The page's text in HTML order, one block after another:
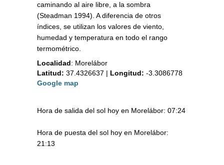
caminando al aire libre, a la sombra
(Steadman 1994). A diferencia de otros
índices, se utilizan los valores de viento,
humedad y temperatura en todo el rango
termométrico.
Localidad: Morelábor
Latitud: 37.4326637 | Longitud: -3.3086778
Google map
Hora de salida del sol hoy en Morelábor: 07:24
Hora de puesta del sol hoy en Morelábor:
21:13